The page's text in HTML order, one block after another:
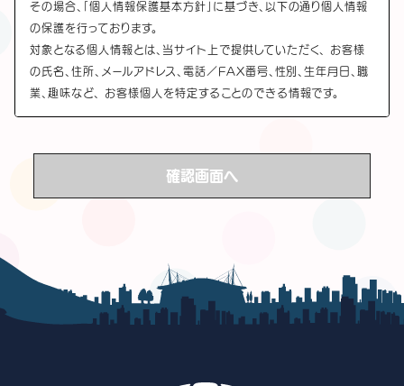
その場合、「個人情報保護基本方針」に基づき、以下の通り個人情報
の保護を行っております。
対象となる個人情報とは、当サイト上で提供していただく、 お客様
の氏名、住所、メールアドレス、電話／FAX番号、性別、生年月日、職
業、趣味など、 お客様個人を特定することのできる情報です。
の利用目的を明示し、その目的以外には利用いたしません。
そして、提供いただいた個人情報を取り扱うにあたり管理責任者を
置き、適切な管理を行っております。